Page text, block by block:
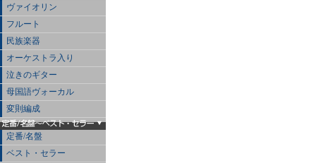
ヴァイオリン
フルート
民族楽器
オーケストラ入り
泣きのギター
母国語ヴォーカル
変則編成
定番/名盤
ベスト・セラー